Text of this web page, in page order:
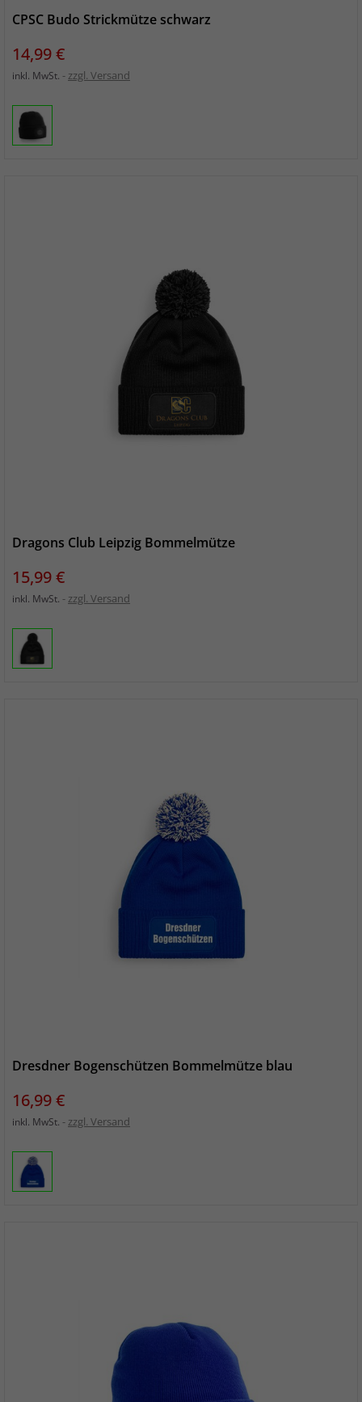
CPSC Budo Strickmütze schwarz
Preis
14,99 €
inkl. MwSt. zzgl. Versand
Dragons Club Leipzig Bommelmütze
Preis
15,99 €
inkl. MwSt. zzgl. Versand
Dresdner Bogenschützen Bommelmütze blau
Preis
16,99 €
inkl. MwSt. zzgl. Versand